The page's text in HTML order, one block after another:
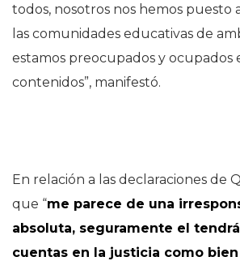
todos, nosotros nos hemos puesto
las comunidades educativas de
estamos preocupados y ocupados
contenidos”, manifestó.
En relación a las declaraciones de
que “me parece de una
absoluta, seguramente el
cuentas en la justicia como